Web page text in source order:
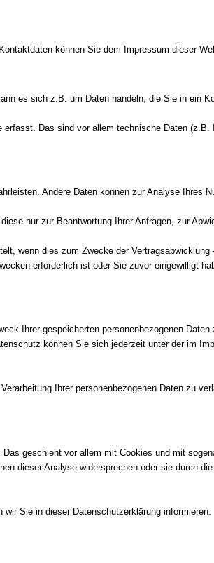
können Sie dem Impressum dieser
es sich z.B. um Daten handeln, die Sie in ein
Das sind vor allem technische Daten
Andere Daten können zur Analyse Ihres
nur zur Beantwortung Ihrer Anfragen, zur
wenn dies zum Zwecke der
erforderlich ist oder Sie zuvor eingewilligt
Ihrer gespeicherten personenbezogenen
können Sie sich jederzeit unter der im
Ihrer personenbezogenen Daten zu
geschieht vor allem mit Cookies und mit
dieser Analyse widersprechen oder sie durch
Sie in dieser Datenschutzerklärung informieren.